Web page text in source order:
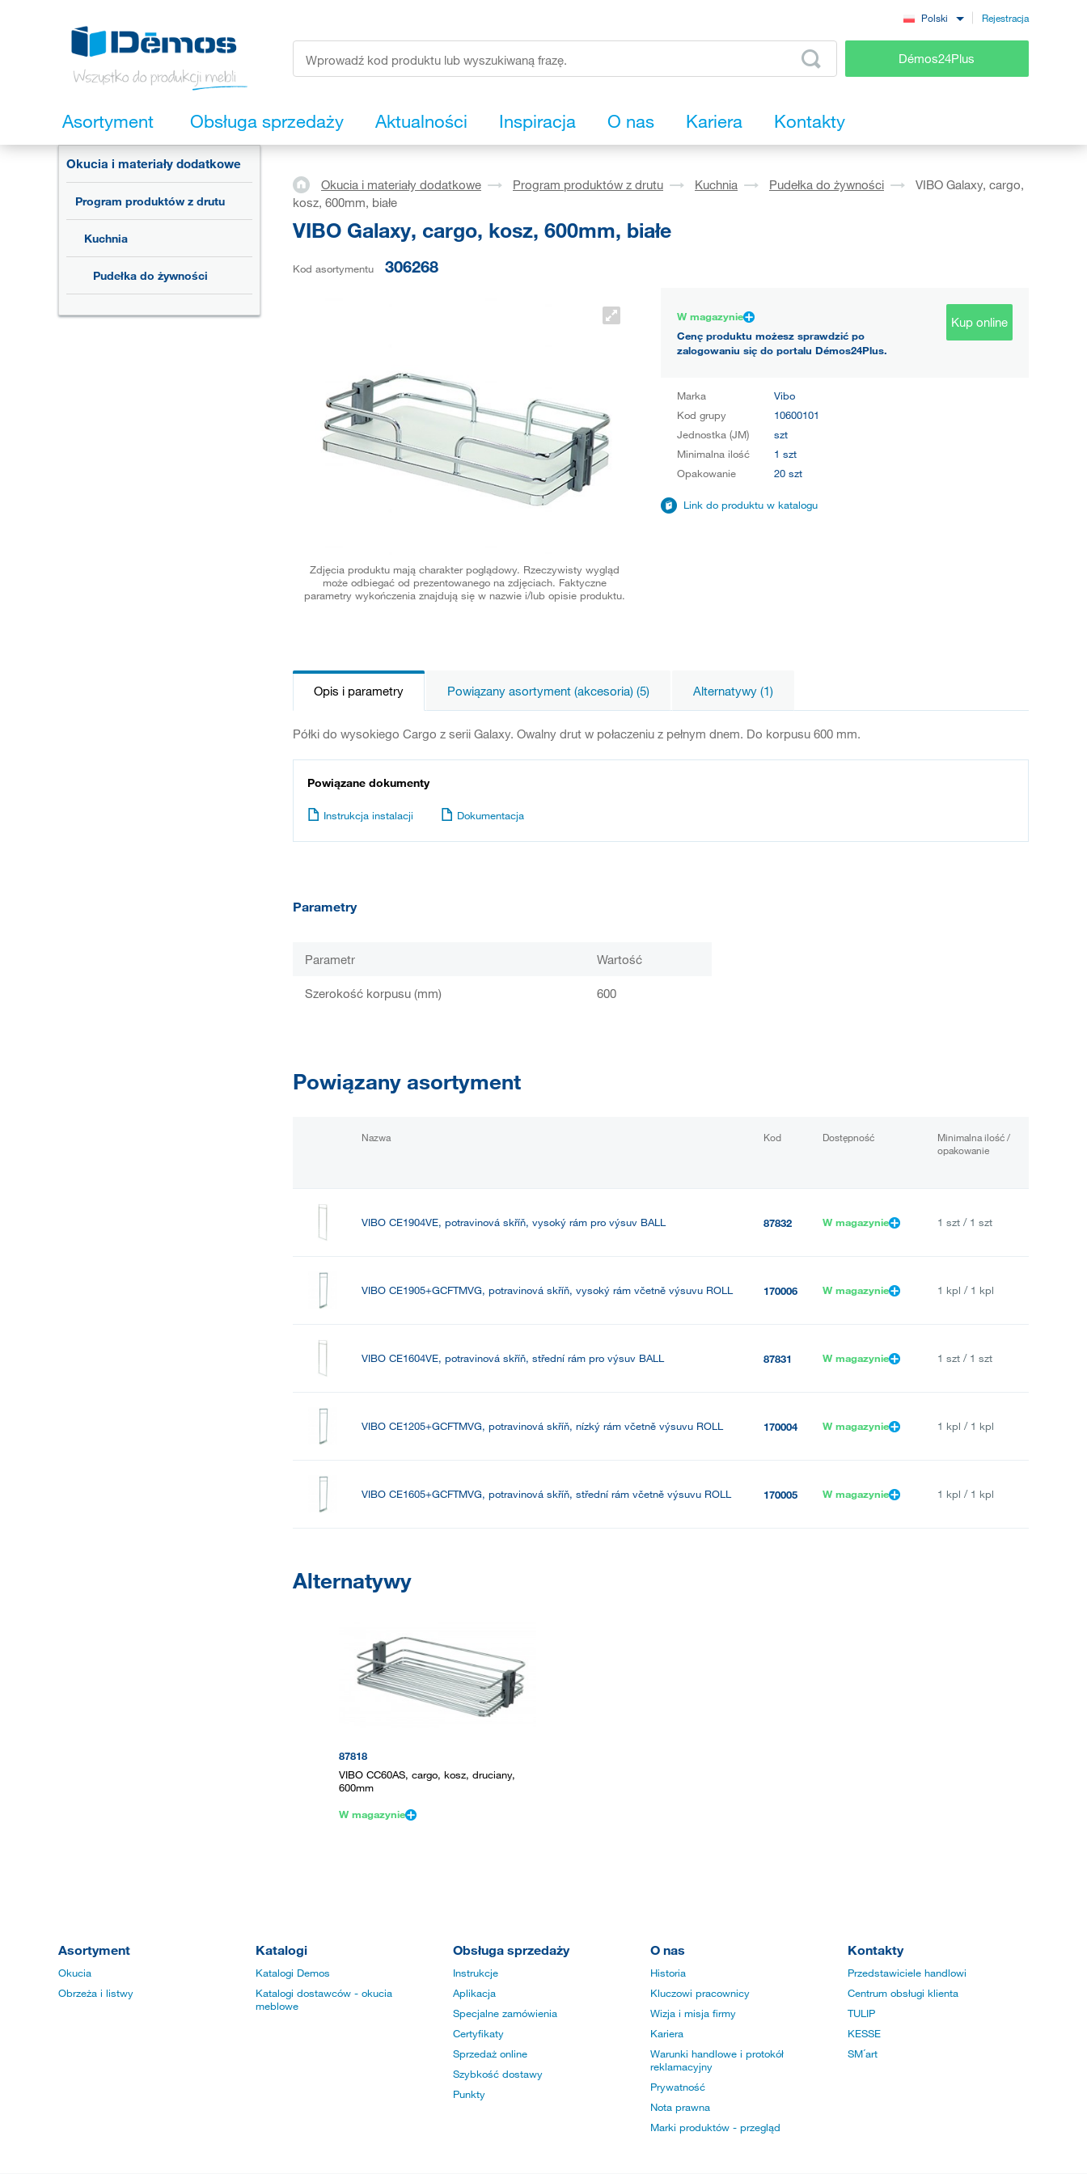
Polski Rejestracja
Démos24Plus
Asortyment Obsługa sprzedaży Aktualności Inspiracja O nas Kariera Kontakty
Okucia i materiały dodatkowe
Program produktów z drutu
Kuchnia
Pudełka do żywności
Okucia i materiały dodatkowe Program produktów z drutu Kuchnia Pudełka do żywności
VIBO Galaxy, cargo,
kosz, 600mm, białe
VIBO Galaxy, cargo, kosz, 600mm, białe
Kod asortymentu 306268
Zdjęcia produktu mają charakter poglądowy. Rzeczywisty wygląd
może odbiegać od prezentowanego na zdjęciach. Faktyczne
parametry wykończenia znajdują się w nazwie i/lub opisie produktu.
W magazynie
Cenę produktu możesz sprawdzić po
zalogowaniu się do portalu Démos24Plus.
Kup online
Marka
Vibo
Kod grupy
10600101
Jednostka (JM)
szt
Minimalna ilość
1 szt
Opakowanie
20 szt
Link do produktu w katalogu
Opis i parametry Powiązany asortyment (akcesoria) (5) Alternatywy (1)
Półki do wysokiego Cargo z serii Galaxy. Owalny drut w połaczeniu z pełnym dnem. Do korpusu 600 mm.
Powiązane dokumenty
Instrukcja instalacji Dokumentacja
Parametry
Parametr Wartość
Szerokość korpusu (mm) 600
Powiązany asortyment
Nazwa Kod Dostępność
Minimalna ilość /
opakowanie
VIBO CE1904VE, potravinová skříň, vysoký rám pro výsuv BALL 87832 W magazynie 1 szt / 1 szt
VIBO CE1905+GCFTMVG, potravinová skříň, vysoký rám včetně výsuvu ROLL 170006 W magazynie 1 kpl / 1 kpl
VIBO CE1604VE, potravinová skříň, střední rám pro výsuv BALL 87831 W magazynie 1 szt / 1 szt
VIBO CE1205+GCFTMVG, potravinová skříň, nízký rám včetně výsuvu ROLL 170004 W magazynie 1 kpl / 1 kpl
VIBO CE1605+GCFTMVG, potravinová skříň, střední rám včetně výsuvu ROLL 170005 W magazynie 1 kpl / 1 kpl
Alternatywy
87818
VIBO CC60AS, cargo, kosz, druciany,
600mm
W magazynie
Asortyment
Okucia
Obrzeża i listwy
Katalogi
Katalogi Demos
Katalogi dostawców - okucia
meblowe
Obsługa sprzedaży
Instrukcje
Aplikacja
Specjalne zamówienia
Certyfikaty
Sprzedaż online
Szybkość dostawy
Punkty
O nas
Historia
Kluczowi pracownicy
Wizja i misja firmy
Kariera
Warunki handlowe i protokół
reklamacyjny
Prywatność
Nota prawna
Marki produktów - przegląd
Kontakty
Przedstawiciele handlowi
Centrum obsługi klienta
TULIP
KESSE
SM´art